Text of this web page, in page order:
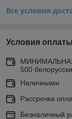
Все условия
Условия оплаты
500
Наличными
Рассрочка
Безналичный